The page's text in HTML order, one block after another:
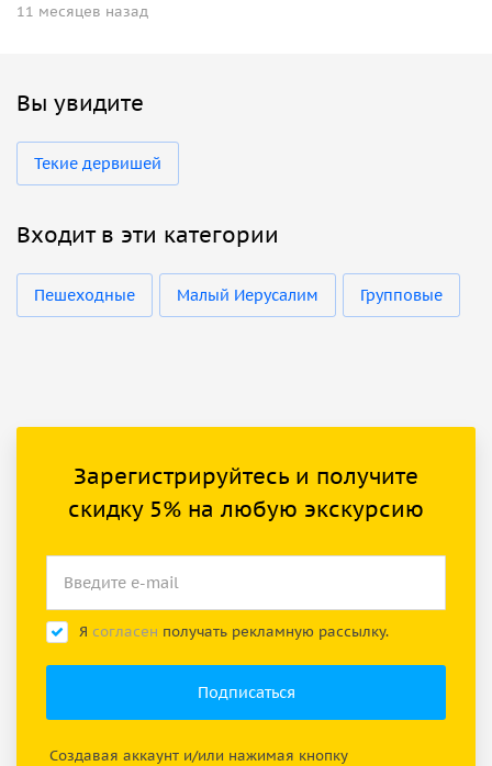
11 месяцев назад
Вы увидите
Текие дервишей
Входит в эти категории
Пешеходные Малый Иерусалим Групповые
Зарегистрируйтесь и получите
скидку 5% на любую экскурсию
Я согласен получать рекламную рассылку.
Создавая аккаунт и/или нажимая кнопку